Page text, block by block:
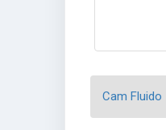
Cam Fluido